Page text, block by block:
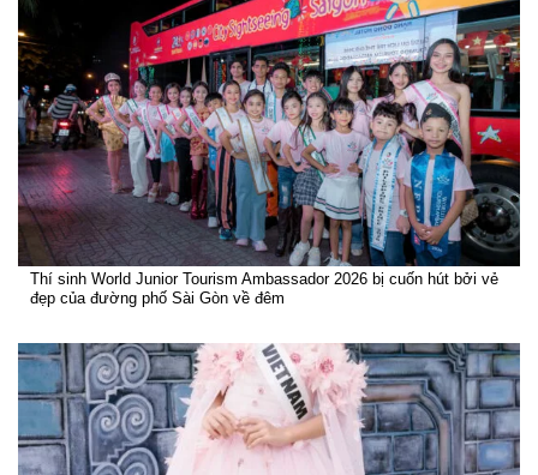
Thí sinh World Junior Tourism Ambassador 2026 bị cuốn hút bởi vẻ
đẹp của đường phố Sài Gòn về đêm